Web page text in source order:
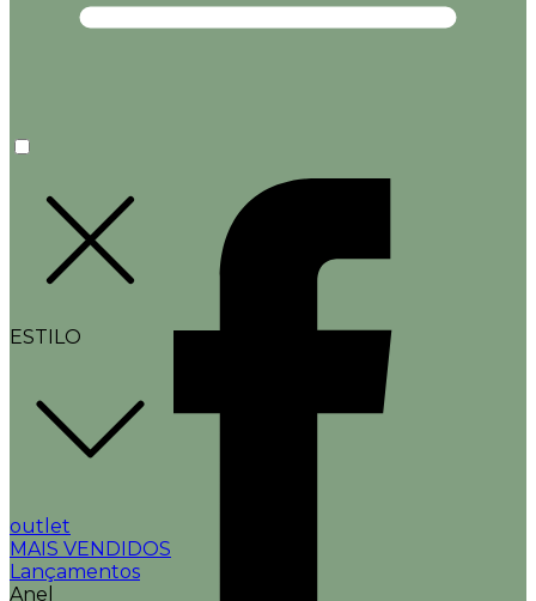
ESTILO
outlet
MAIS VENDIDOS
Lançamentos
Anel